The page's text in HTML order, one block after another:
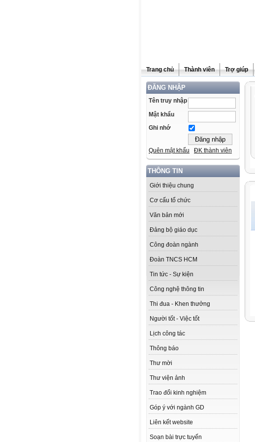
Trang chủ Thành viên Trợ giúp
ĐĂNG NHẬP
Tên truy nhập
Mật khẩu
Ghi nhớ
Quên mật khẩu ĐK thành viên
THÔNG TIN
Giới thiệu chung
Cơ cấu tổ chức
Văn bản mới
Đảng bộ giáo dục
Công đoàn ngành
Đoàn TNCS HCM
Tin tức - Sự kiện
Công nghệ thông tin
Thi đua - Khen thưởng
Người tốt - Việc tốt
Lịch công tác
Thông báo
Thư mời
Thư viện ảnh
Trao đổi kinh nghiệm
Góp ý với ngành GD
Liên kết website
Soạn bài trực tuyến